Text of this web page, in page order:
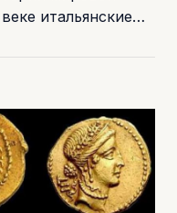
итальянские…